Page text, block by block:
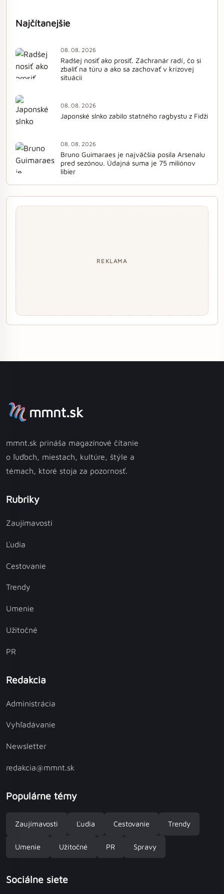
Najčítanejšie
08. 08. 2026
Radšej nosiť ako prosiť. Záchranár radí, čo si
zbaliť na túru a ako sa zachovať v krízovej
situácii
08. 08. 2026
Japonské slnko zabilo statného ragbystu z Fidži
08. 08. 2026
Bruno Guimaraes je najväčšia posila Arsenalu
pred sezónou. Údajná suma je 75 miliónov
libier
REKLAMA
mmnt.sk
mmnt.sk prináša magazínové čítanie
o ľuďoch, miestach, kultúre, štýle a
témach, ktoré stoja za pozornosť.
Rubriky
Zaujímavosti
Ľudia
Cestovanie
Trendy
Umenie
Užitočné
PR
Redakcia
Administrácia
Vyhľadávanie
Newsletter
redakcia@mmnt.sk
Populárne témy
Zaujímavosti Ľudia Cestovanie Trendy
Umenie Užitočné PR Spravy
Sociálne siete